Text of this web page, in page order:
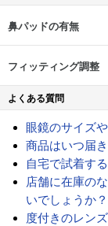
鼻パッドの有無
フィッティング調整
よくある質問
眼鏡のサイズ
商品はいつ届
自宅で試着す
店舗に在庫の
いでしょうか？
度付きのレン